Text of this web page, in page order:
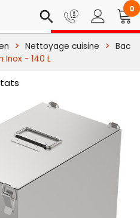
search 0
Nettoyage cuisine
Bac
Inox - 140 L